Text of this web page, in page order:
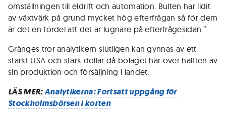
omställningen till eldrift och automation. Bulten har lidit
av växtvärk på grund mycket hög efterfrågan så för dem
är det en fördel att det är lugnare på efterfrågesidan.”
Gränges tror analytikern slutligen kan gynnas av ett
starkt USA och stark dollar då bolaget har över hälften av
sin produktion och försäljning i landet.
LÄS MER:Analytikerna: Fortsatt uppgång för
Stockholmsbörsen i korten